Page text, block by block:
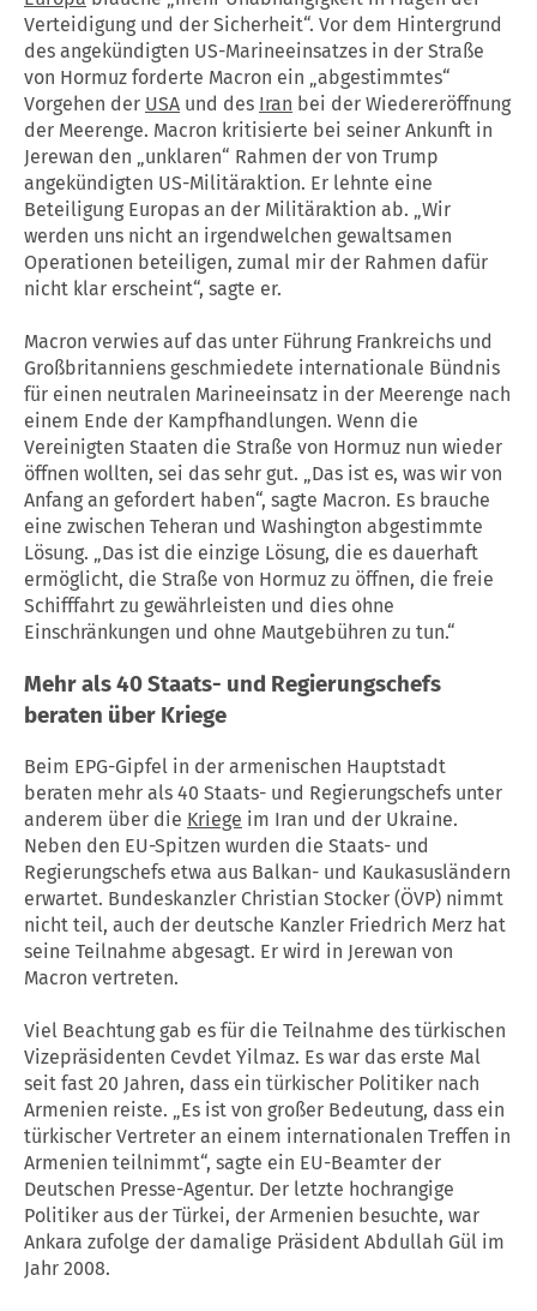
Verteidigung und der Sicherheit“. Vor dem Hintergrund
des angekündigten US-Marineeinsatzes in der Straße
von Hormuz forderte Macron ein „abgestimmtes“
Vorgehen der USA und des Iran bei der Wiedereröffnung
der Meerenge. Macron kritisierte bei seiner Ankunft in
Jerewan den „unklaren“ Rahmen der von Trump
angekündigten US-Militäraktion. Er lehnte eine
Beteiligung Europas an der Militäraktion ab. „Wir
werden uns nicht an irgendwelchen gewaltsamen
Operationen beteiligen, zumal mir der Rahmen dafür
nicht klar erscheint“, sagte er.
Macron verwies auf das unter Führung Frankreichs und
Großbritanniens geschmiedete internationale Bündnis
für einen neutralen Marineeinsatz in der Meerenge nach
einem Ende der Kampfhandlungen. Wenn die
Vereinigten Staaten die Straße von Hormuz nun wieder
öffnen wollten, sei das sehr gut. „Das ist es, was wir von
Anfang an gefordert haben“, sagte Macron. Es brauche
eine zwischen Teheran und Washington abgestimmte
Lösung. „Das ist die einzige Lösung, die es dauerhaft
ermöglicht, die Straße von Hormuz zu öffnen, die freie
Schifffahrt zu gewährleisten und dies ohne
Einschränkungen und ohne Mautgebühren zu tun.“
Mehr als 40 Staats- und Regierungschefs
beraten über Kriege
Beim EPG-Gipfel in der armenischen Hauptstadt
beraten mehr als 40 Staats- und Regierungschefs unter
anderem über die Kriege im Iran und der Ukraine.
Neben den EU-Spitzen wurden die Staats- und
Regierungschefs etwa aus Balkan- und Kaukasusländern
erwartet. Bundeskanzler Christian Stocker (ÖVP) nimmt
nicht teil, auch der deutsche Kanzler Friedrich Merz hat
seine Teilnahme abgesagt. Er wird in Jerewan von
Macron vertreten.
Viel Beachtung gab es für die Teilnahme des türkischen
Vizepräsidenten Cevdet Yilmaz. Es war das erste Mal
seit fast 20 Jahren, dass ein türkischer Politiker nach
Armenien reiste. „Es ist von großer Bedeutung, dass ein
türkischer Vertreter an einem internationalen Treffen in
Armenien teilnimmt“, sagte ein EU-Beamter der
Deutschen Presse-Agentur. Der letzte hochrangige
Politiker aus der Türkei, der Armenien besuchte, war
Ankara zufolge der damalige Präsident Abdullah Gül im
Jahr 2008.